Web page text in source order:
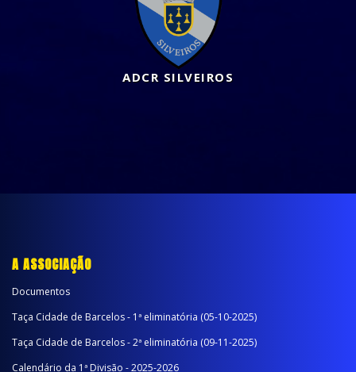
ADCR SILVEIROS
A ASSOCIAÇÃO
Documentos
Taça Cidade de Barcelos - 1ª eliminatória (05-10-2025)
Taça Cidade de Barcelos - 2ª eliminatória (09-11-2025)
Calendário da 1ª Divisão - 2025-2026